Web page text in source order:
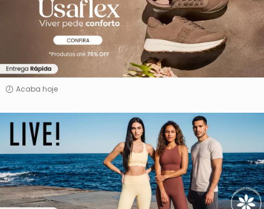
Acaba hoje
Live!